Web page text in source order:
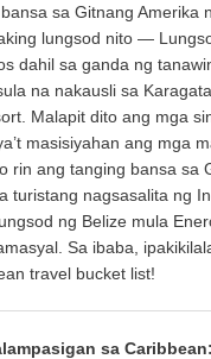
sa Gitnang
lungsod nito —
dahil sa ganda ng
na nakausli sa
Malapit dito ang mga
masisiyahan ang mga
rin ang tanging bansa sa
turistang nagsasalita ng
ng Belize mula
Sa ibaba,
travel bucket list!
sa